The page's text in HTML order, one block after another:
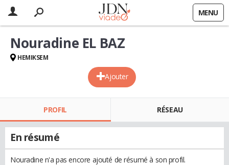
MENU
Ajouter
Nouradine EL BAZ
HEMIKSEM
PROFIL RÉSEAU
En résumé
Nouradine n'a pas encore ajouté de résumé à son profil.